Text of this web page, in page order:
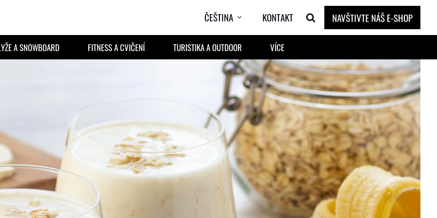
ČEŠTINA KONTAKT NAVŠTIVTE NÁŠ E-SHOP
A SNOWBOARD FITNESS A CVIČENÍ TURISTIKA A OUTDOOR VÍCE